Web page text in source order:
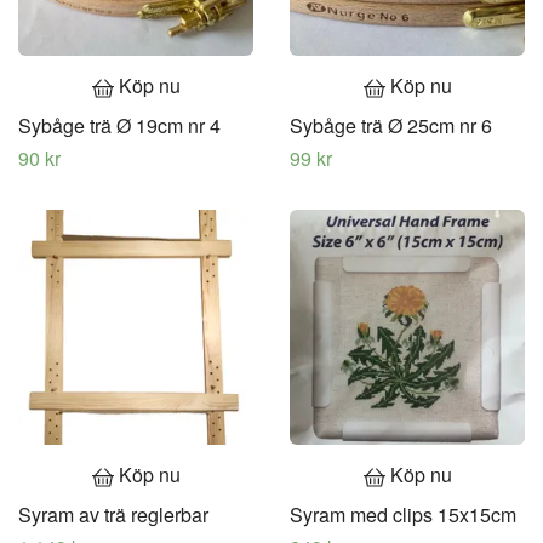
Köp nu
Sybåge trä Ø 19cm nr 4
90 kr
Köp nu
Sybåge trä Ø 25cm nr 6
99 kr
Köp nu
Syram av trä reglerbar
Köp nu
Syram med clips 15x15cm